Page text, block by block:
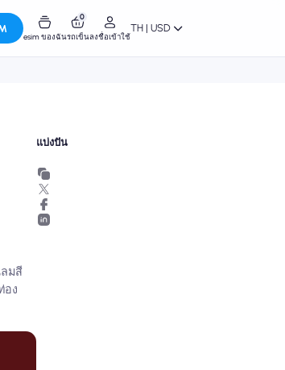
esim ของฉัน
0
รถเข็นลงชื่อเข้าใช้
TH | USD
มสี
อง
แบ่งปัน